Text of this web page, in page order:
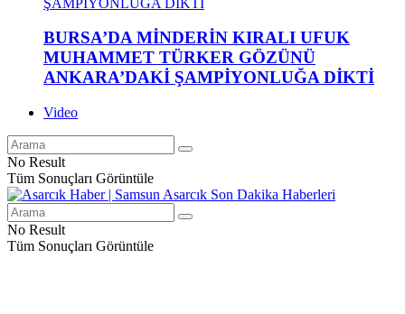
BURSA’DA MİNDERİN KIRALI UFUK
MUHAMMET TÜRKER GÖZÜNÜ
ANKARA’DAKİ ŞAMPİYONLUĞA DİKTİ
Video
No Result
Tüm Sonuçları Görüntüle
No Result
Tüm Sonuçları Görüntüle